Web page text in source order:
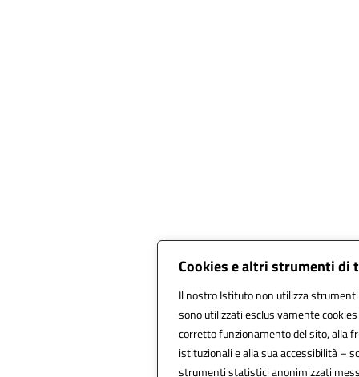
Cookies e altri strumenti di
Il nostro Istituto non utilizza
sono utilizzati esclusivamente
corretto funzionamento del sito, alla
istituzionali e alla sua accessibilità –
strumenti statistici anonimizzati